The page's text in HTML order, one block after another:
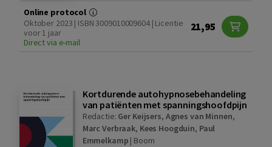
Online protocol
Oktober 2023 | ISBN 3009010009604 | Licentie
voor 1 jaar
Direct via e-mail
21,95
Kortdurende autohypnosebehandeling
van patiënten met spanningshoofdpijn
Redactie: Ger Keijsers, Agnes van Minnen,
Marc Verbraak, Kees Hoogduin, Paul
Emmelkamp | Boom